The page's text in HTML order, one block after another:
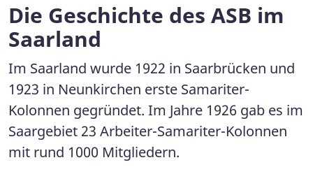
Die Geschichte des ASB im
Saarland
Im Saarland wurde 1922 in Saarbrücken und
1923 in Neunkirchen erste Samariter-
Kolonnen gegründet. Im Jahre 1926 gab es im
Saargebiet 23 Arbeiter-Samariter-Kolonnen
mit rund 1000 Mitgliedern.